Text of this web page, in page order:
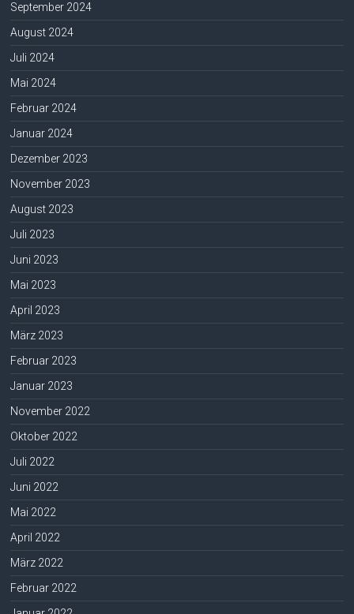
September 2024
August 2024
Juli 2024
Mai 2024
Februar 2024
Januar 2024
Dezember 2023
November 2023
August 2023
Juli 2023
Juni 2023
Mai 2023
April 2023
März 2023
Februar 2023
Januar 2023
November 2022
Oktober 2022
Juli 2022
Juni 2022
Mai 2022
April 2022
März 2022
Februar 2022